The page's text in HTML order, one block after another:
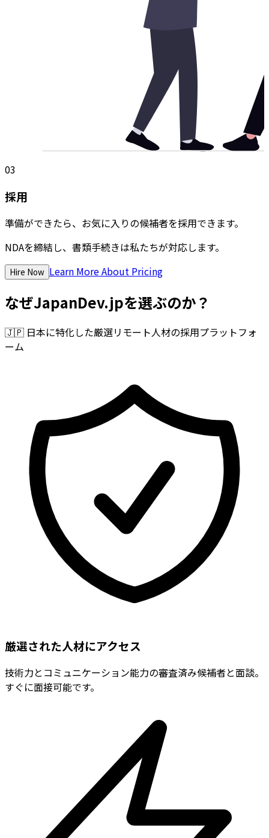
03
採用
準備ができたら、お気に入りの候補者を採用できます。
NDAを締結し、書類手続きは私たちが対応します。
Hire Now Learn More About Pricing
なぜJapanDev.jpを選ぶのか？
🇯🇵 日本に特化した厳選リモート人材の採用プラットフォ
ーム
厳選された人材にアクセス
技術力とコミュニケーション能力の審査済み候補者と面談。
すぐに面接可能です。